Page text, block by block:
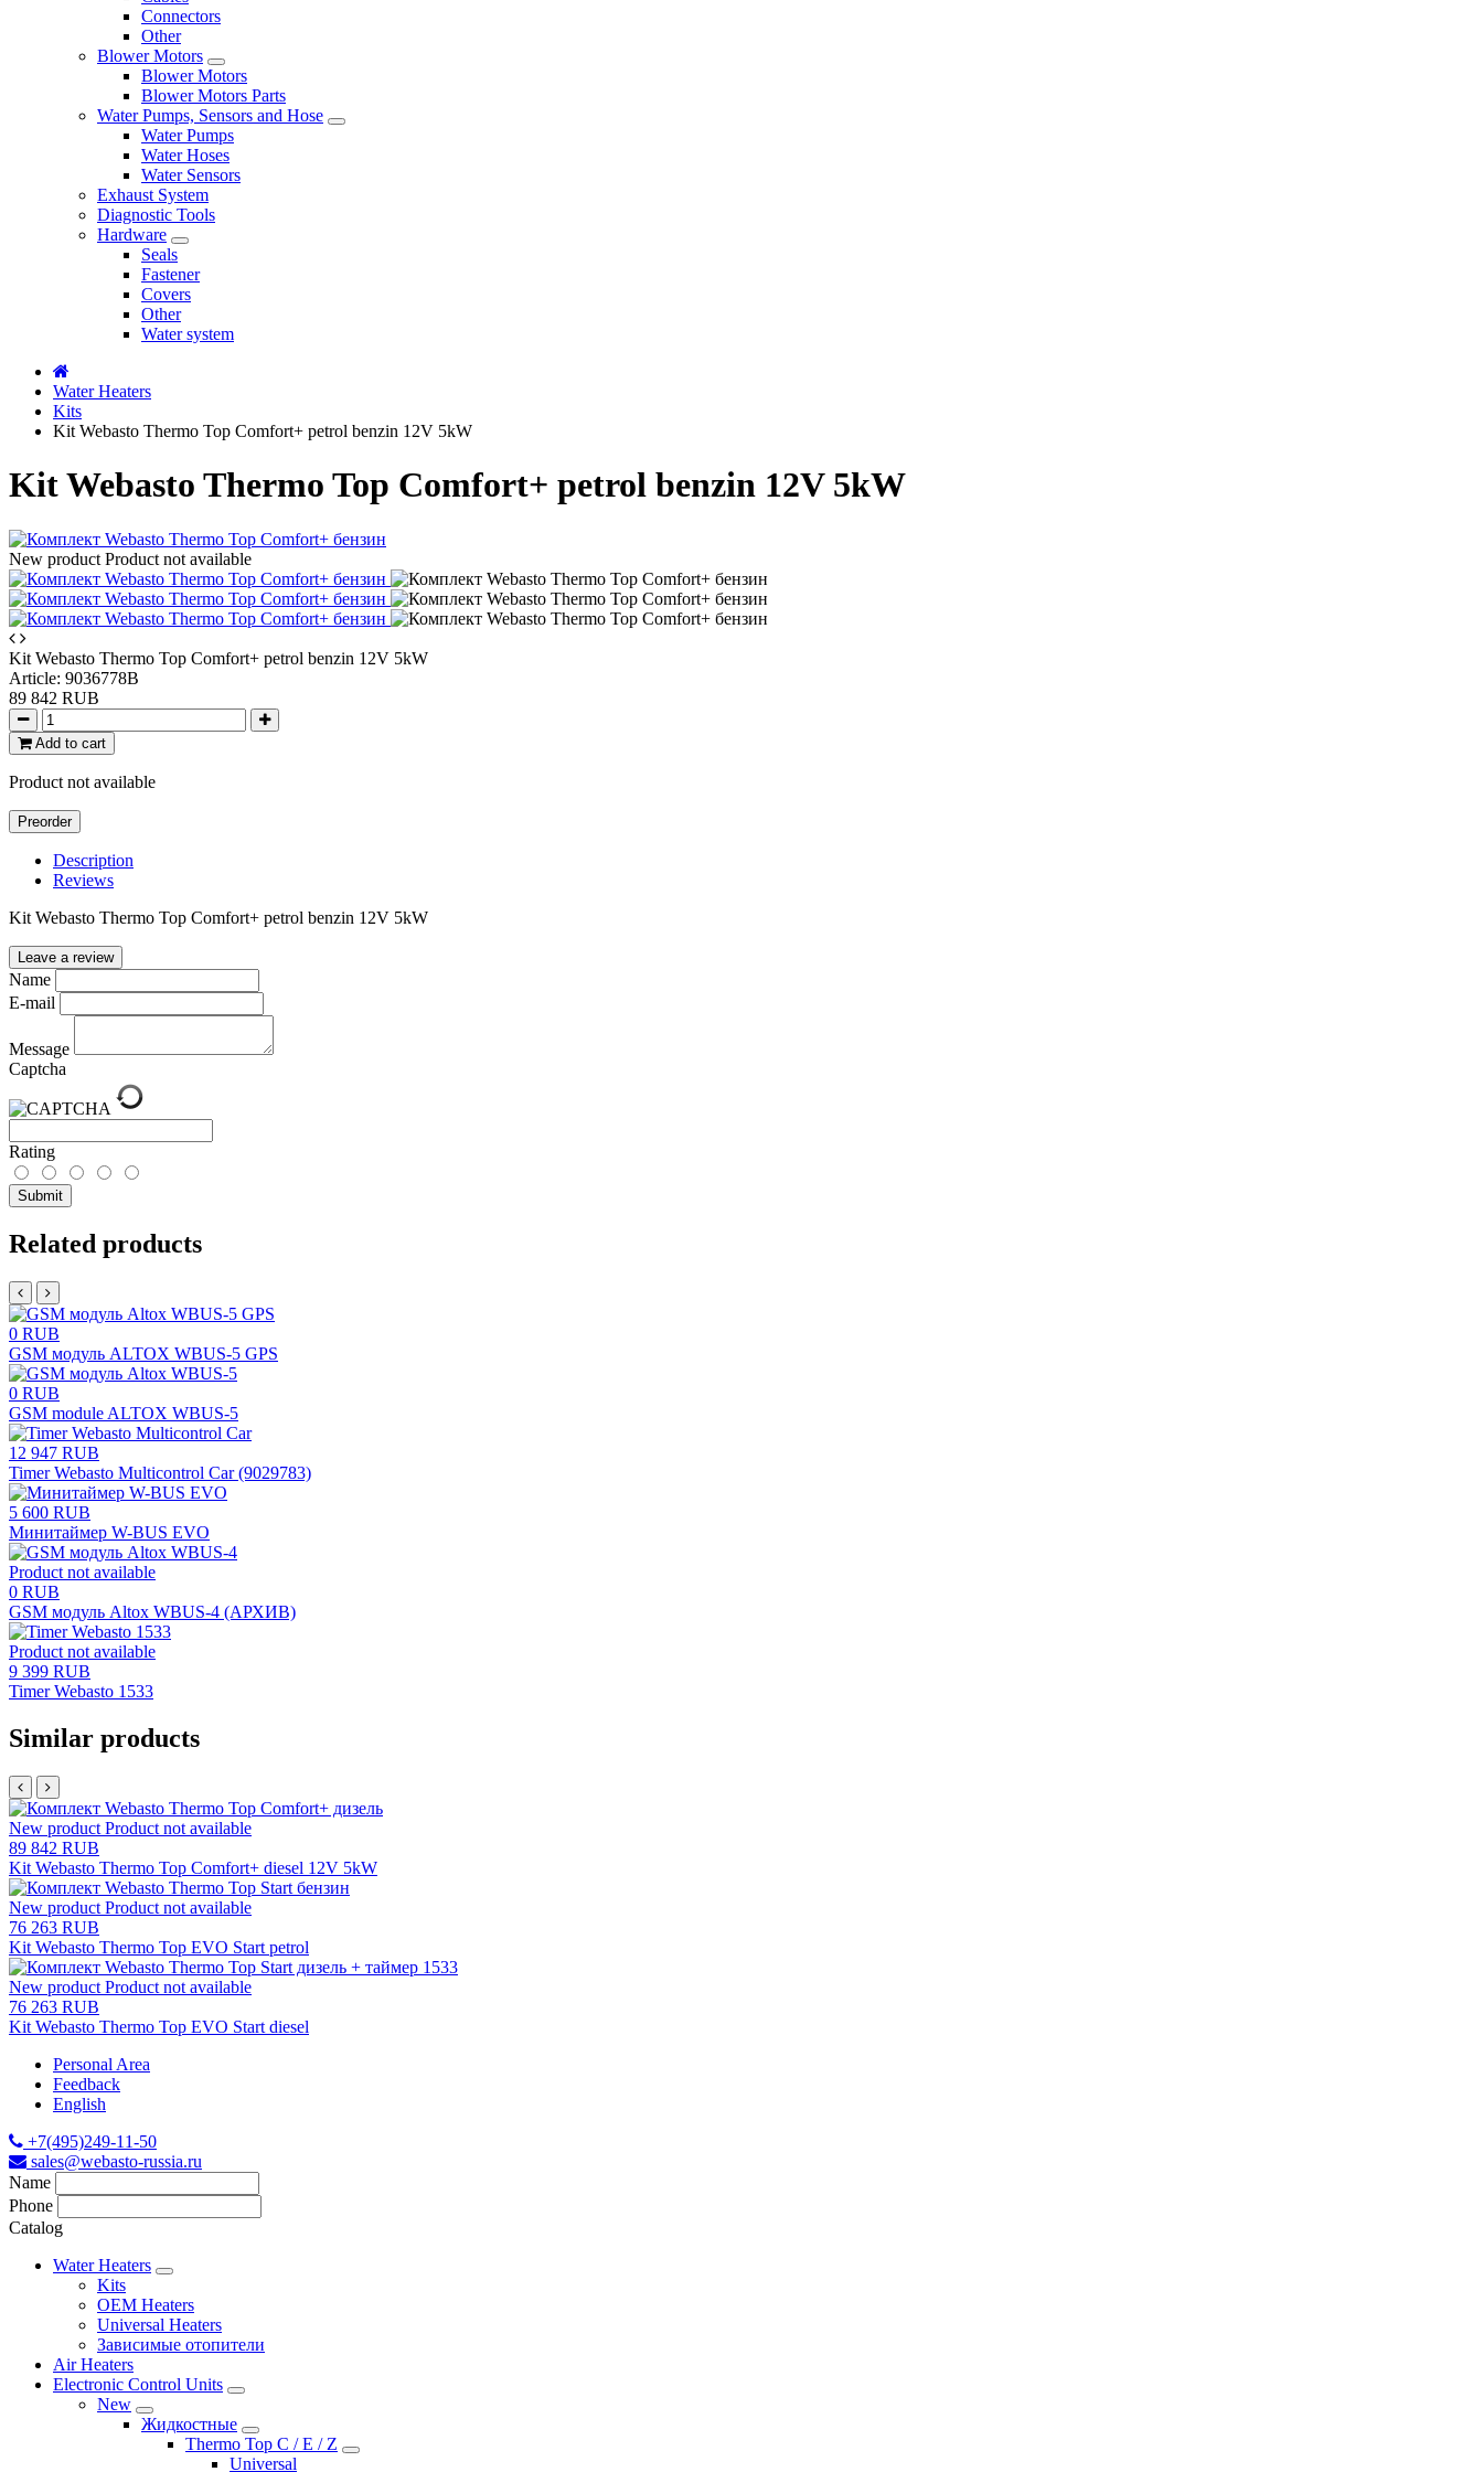
Connectors
Other
Blower Motors
Blower Motors
Blower Motors Parts
Water Pumps, Sensors and Hose
Water Pumps
Water Hoses
Water Sensors
Exhaust System
Diagnostic Tools
Hardware
Seals
Fastener
Covers
Other
Water system
Water Heaters
Kits
Kit Webasto Thermo Top Comfort+ petrol benzin 12V 5kW
Kit Webasto Thermo Top Comfort+ petrol benzin 12V 5kW
New product Product not available
Kit Webasto Thermo Top Comfort+ petrol benzin 12V 5kW
Article: 9036778B
89 842 RUB
Add to cart
Product not available
Preorder
Description
Reviews
Kit Webasto Thermo Top Comfort+ petrol benzin 12V 5kW
Leave a review
Name
E-mail
Message
Captcha
Rating
Submit
Related products
0 RUB
GSM модуль ALTOX WBUS-5 GPS
0 RUB
GSM module ALTOX WBUS-5
12 947 RUB
Timer Webasto Multicontrol Car (9029783)
5 600 RUB
Минитаймер W-BUS EVO
Product not available
0 RUB
GSM модуль Altox WBUS-4 (АРХИВ)
Product not available
9 399 RUB
Timer Webasto 1533
Similar products
New product Product not available
89 842 RUB
Kit Webasto Thermo Top Comfort+ diesel 12V 5kW
New product Product not available
76 263 RUB
Kit Webasto Thermo Top EVO Start petrol
New product Product not available
76 263 RUB
Kit Webasto Thermo Top EVO Start diesel
Personal Area
Feedback
English
+7(495)249-11-50
sales@webasto-russia.ru
Name
Phone
Catalog
Water Heaters
Kits
OEM Heaters
Universal Heaters
Зависимые отопители
Air Heaters
Electronic Control Units
New
Жидкостные
Thermo Top C / E / Z
Universal